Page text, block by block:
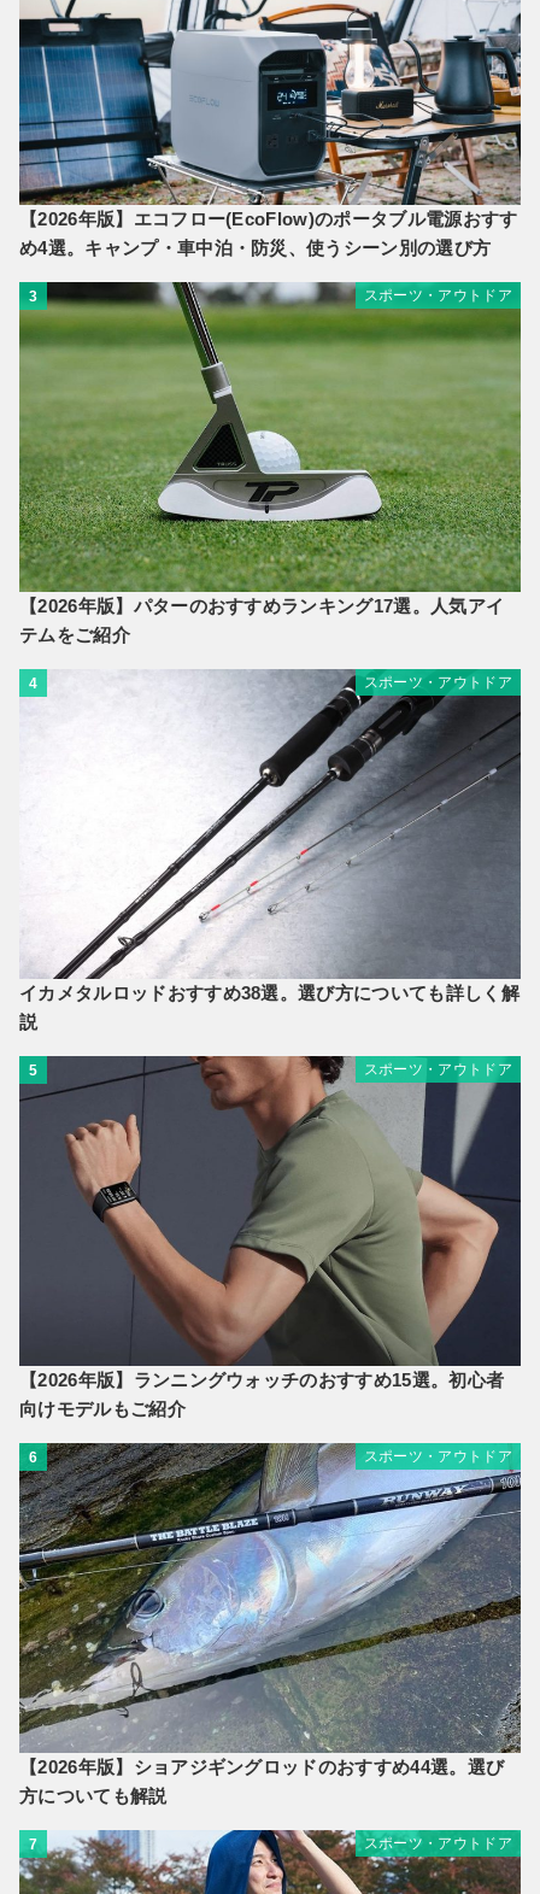
【2026年版】エコフロー(EcoFlow)のポータブル電源おすす
め4選。キャンプ・車中泊・防災、使うシーン別の選び方
3 スポーツ・アウトドア
【2026年版】パターのおすすめランキング17選。人気アイ
テムをご紹介
4 スポーツ・アウトドア
イカメタルロッドおすすめ38選。選び方についても詳しく解
説
5 スポーツ・アウトドア
【2026年版】ランニングウォッチのおすすめ15選。初心者
向けモデルもご紹介
6 スポーツ・アウトドア
【2026年版】ショアジギングロッドのおすすめ44選。選び
方についても解説
7 スポーツ・アウトドア